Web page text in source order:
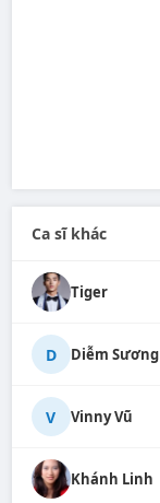
Ca sĩ khác
Tiger
D Diễm Sương
V Vinny Vũ
Khánh Linh